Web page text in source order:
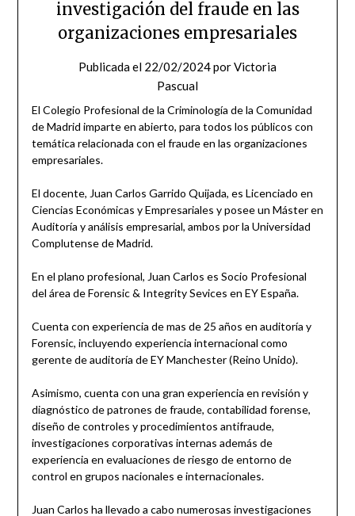
investigación del fraude en las
organizaciones empresariales
Publicada el 22/02/2024porVictoria
Pascual
El Colegio Profesional de la Criminología de la Comunidad
de Madrid imparte en abierto, para todos los públicos con
temática relacionada con el fraude en las organizaciones
empresariales.
El docente, Juan Carlos Garrido Quijada, es Licenciado en
Ciencias Económicas y Empresariales y posee un Máster en
Auditoría y análisis empresarial, ambos por la Universidad
Complutense de Madrid.
En el plano profesional, Juan Carlos es Socio Profesional
del área de Forensic & Integrity Sevices en EY España.
Cuenta con experiencia de mas de 25 años en auditoría y
Forensic, incluyendo experiencia internacional como
gerente de auditoría de EY Manchester (Reino Unido).
Asimismo, cuenta con una gran experiencia en revisión y
diagnóstico de patrones de fraude, contabilidad forense,
diseño de controles y procedimientos antifraude,
investigaciones corporativas internas además de
experiencia en evaluaciones de riesgo de entorno de
control en grupos nacionales e internacionales.
Juan Carlos ha llevado a cabo numerosas investigaciones